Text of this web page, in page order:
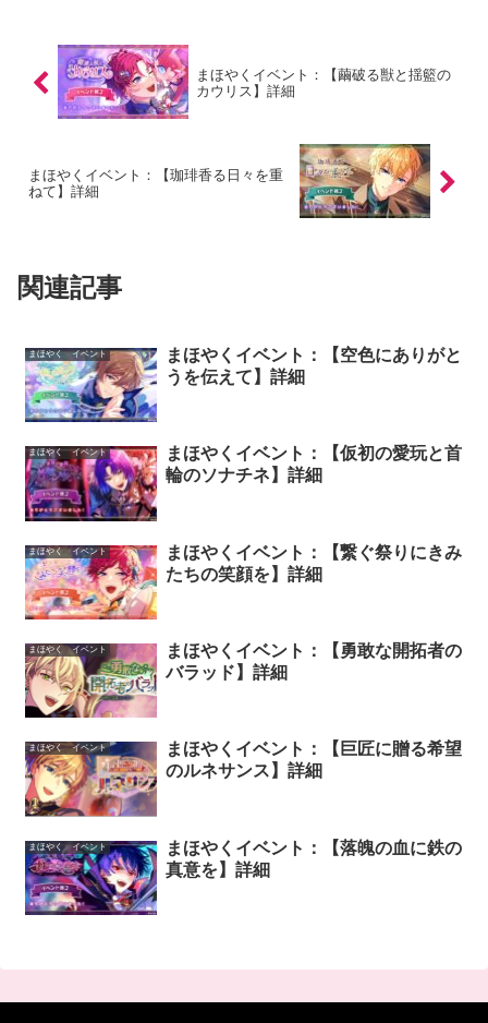
まほやくイベント：【繭破る獣と揺籃の
カウリス】詳細
まほやくイベント：【珈琲香る日々を重
ねて】詳細
関連記事
まほやく イベント
まほやくイベント：【空色にありがと
うを伝えて】詳細
まほやく イベント
まほやくイベント：【仮初の愛玩と首
輪のソナチネ】詳細
まほやく イベント
まほやくイベント：【繋ぐ祭りにきみ
たちの笑顔を】詳細
まほやく イベント
まほやくイベント：【勇敢な開拓者の
バラッド】詳細
まほやく イベント
まほやくイベント：【巨匠に贈る希望
のルネサンス】詳細
まほやく イベント
まほやくイベント：【落魄の血に鉄の
真意を】詳細